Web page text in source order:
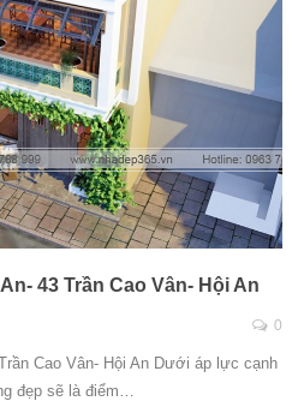
43 Trần Cao Vân- Hội An
0
Cao Vân- Hội An Dưới áp lực cạnh
đẹp sẽ là điểm…